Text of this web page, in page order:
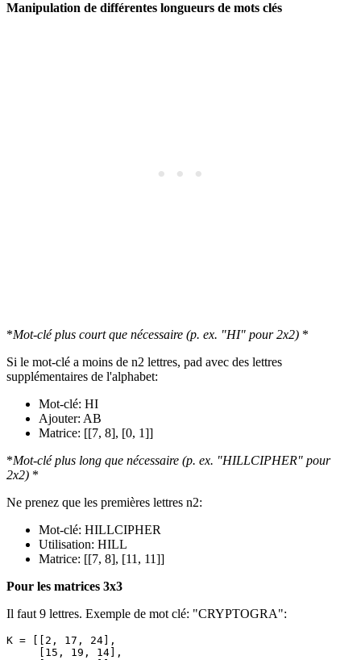
Manipulation de différentes longueurs de mots clés
*Mot-clé plus court que nécessaire (p. ex. "HI" pour 2x2) *
Si le mot-clé a moins de n2 lettres, pad avec des lettres
supplémentaires de l'alphabet:
Mot-clé: HI
Ajouter: AB
Matrice: [[7, 8], [0, 1]]
*Mot-clé plus long que nécessaire (p. ex. "HILLCIPHER" pour
2x2) *
Ne prenez que les premières lettres n2:
Mot-clé: HILLCIPHER
Utilisation: HILL
Matrice: [[7, 8], [11, 11]]
Pour les matrices 3x3
Il faut 9 lettres. Exemple de mot clé: "CRYPTOGRA":
K = [[2, 17, 24],
     [15, 19, 14],